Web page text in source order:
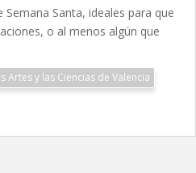
Santa, ideales para que
o al menos algún que
Artes y las Ciencias de Valencia